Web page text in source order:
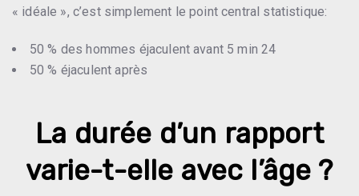
« idéale », c’est simplement le point central statistique:
50 % des hommes éjaculent avant 5 min 24
50 % éjaculent après
La durée d’un rapport
varie-t-elle avec l’âge ?